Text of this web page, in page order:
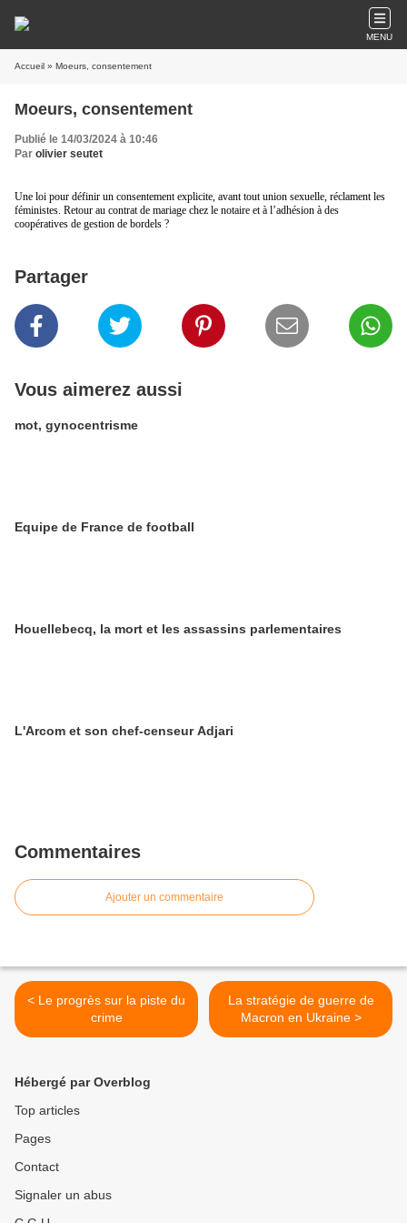
MENU
Accueil » Moeurs, consentement
Moeurs, consentement
Publié le 14/03/2024 à 10:46
Par olivier seutet
Une loi pour définir un consentement explicite, avant tout union sexuelle, réclament les
féministes. Retour au contrat de mariage chez le notaire et à l’adhésion à des
coopératives de gestion de bordels ?
Partager
Vous aimerez aussi
mot, gynocentrisme
Equipe de France de football
Houellebecq, la mort et les assassins parlementaires
L'Arcom et son chef-censeur Adjari
Commentaires
Ajouter un commentaire
< Le progrès sur la piste du
crime
La stratégie de guerre de
Macron en Ukraine >
Hébergé par Overblog
Top articles
Pages
Contact
Signaler un abus